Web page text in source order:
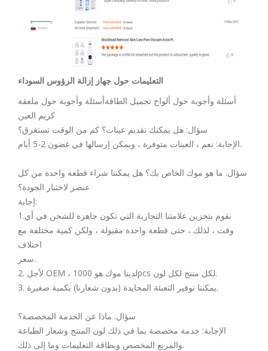
التعليمات حول جهاز إزالة الرؤوس السوداء
أسئلة وأجوبة حول ألواح تجميل الطاقةأسئلة وأجوبة حول ملعقة
كريم العين
سؤال: هل يمكنك تقديم عينات؟ كم من الوقت تستغرق؟
الإجابة: نعم ، العينات متوفرة ، ويمكن إرسالها في غضون 2-5 أيام.
سؤال. ما هو موك الخاص بك؟ هل يمكننا شراء قطعة واحدة من كل
عنصر لاختبار الجودة؟
إجابة:
1.نقوم بتخزين علامتنا التجارية التي تكون جاهزة للشحن في أي
وقت ، لذلك ، حتى قطعة واحدة مقبولة ، ولكن كمية مختلفة مع
اختلاف
سعر.
2. لأجل OEM ، لدينا موك هو 1000pcs لكل منتج لكل لون.
3. يمكننا توفير التعبئة المحايدة (بدون شعارنا) بكمية صغيرة.
سؤال. ماذا عن الخدمة المخصصة؟
الإجابة: خدمة مخصصة بما في ذلك لون المنتج وشعار الطباعة
والمربع المخصص وبطاقة التعليمات وما إلى ذلك.